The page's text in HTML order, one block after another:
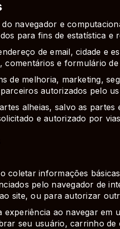
navegador e
para fins de estatística e
de email, cidade e
comentários e formulário
de melhoria, marketing,
autorizados pelo
alheias, salvo as
e autorizado por
coletar informações
pelo navegador de
site, ou para autorizar
ao navegar em
seu usuário, carrinho